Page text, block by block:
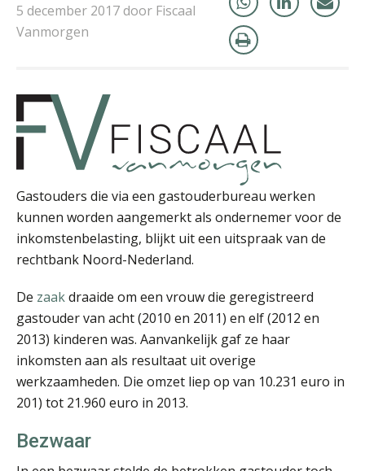
5 december 2017 door Fiscaal
Vanmorgen
Gastouders die via een gastouderbureau werken
kunnen worden aangemerkt als ondernemer voor de
inkomstenbelasting, blijkt uit een uitspraak van de
rechtbank Noord-Nederland.
De zaakdraaide om een vrouw die geregistreerd
gastouder van acht (2010 en 2011) en elf (2012 en
2013) kinderen was. Aanvankelijk gaf ze haar
inkomsten aan als resultaat uit overige
werkzaamheden. Die omzet liep op van 10.231 euro in
201) tot 21.960 euro in 2013.
Bezwaar
Hans Tabak
Martijn Paping